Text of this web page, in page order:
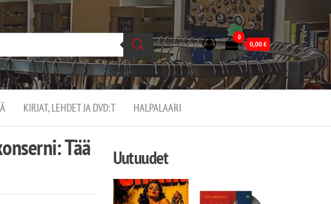
0
0,00€
KIRJAT, LEHDET JA DVD:T HALPALAARI
Tää
Uutuudet